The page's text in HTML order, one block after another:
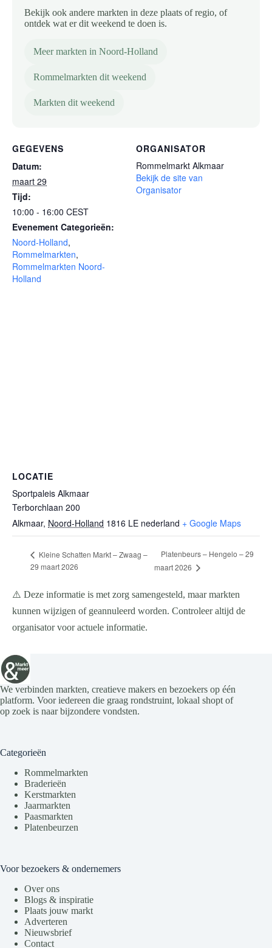
Bekijk ook andere markten in deze plaats of regio, of
ontdek wat er dit weekend te doen is.
Meer markten in Noord-Holland
Rommelmarkten dit weekend
Markten dit weekend
GEGEVENS
Datum:
maart 29
Tijd:
10:00 - 16:00 CEST
Evenement Categorieën:
Noord-Holland,
Rommelmarkten,
Rommelmarkten Noord-
Holland
ORGANISATOR
Rommelmarkt Alkmaar
Bekijk de site van
Organisator
LOCATIE
Sportpaleis Alkmaar
Terborchlaan 200
Alkmaar, Noord-Holland 1816 LE nederland + Google Maps
Kleine Schatten Markt – Zwaag –
29 maart 2026
Platenbeurs – Hengelo – 29
maart 2026
⚠️ Deze informatie is met zorg samengesteld, maar markten
kunnen wijzigen of geannuleerd worden. Controleer altijd de
organisator voor actuele informatie.
We verbinden markten, creatieve makers en bezoekers op één
platform. Voor iedereen die graag rondstruint, lokaal shopt of
op zoek is naar bijzondere vondsten.
Categorieën
Rommelmarkten
Braderieën
Kerstmarkten
Jaarmarkten
Paasmarkten
Platenbeurzen
Voor bezoekers & ondernemers
Over ons
Blogs & inspiratie
Plaats jouw markt
Adverteren
Nieuwsbrief
Contact